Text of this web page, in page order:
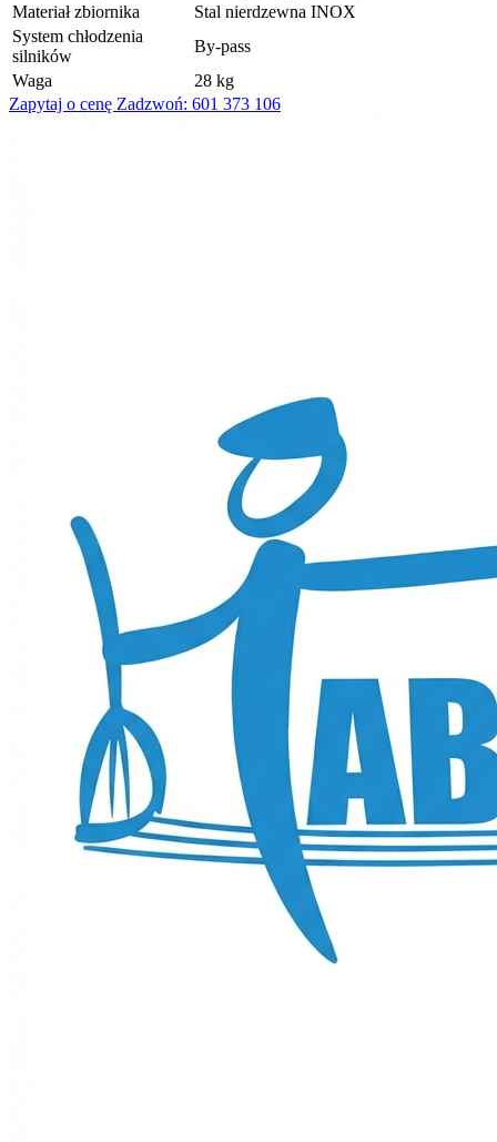
Materiał zbiornika
Stal nierdzewna INOX
System chłodzenia
silników
By-pass
Waga
28 kg
Zapytaj o cenę Zadzwoń: 601 373 106